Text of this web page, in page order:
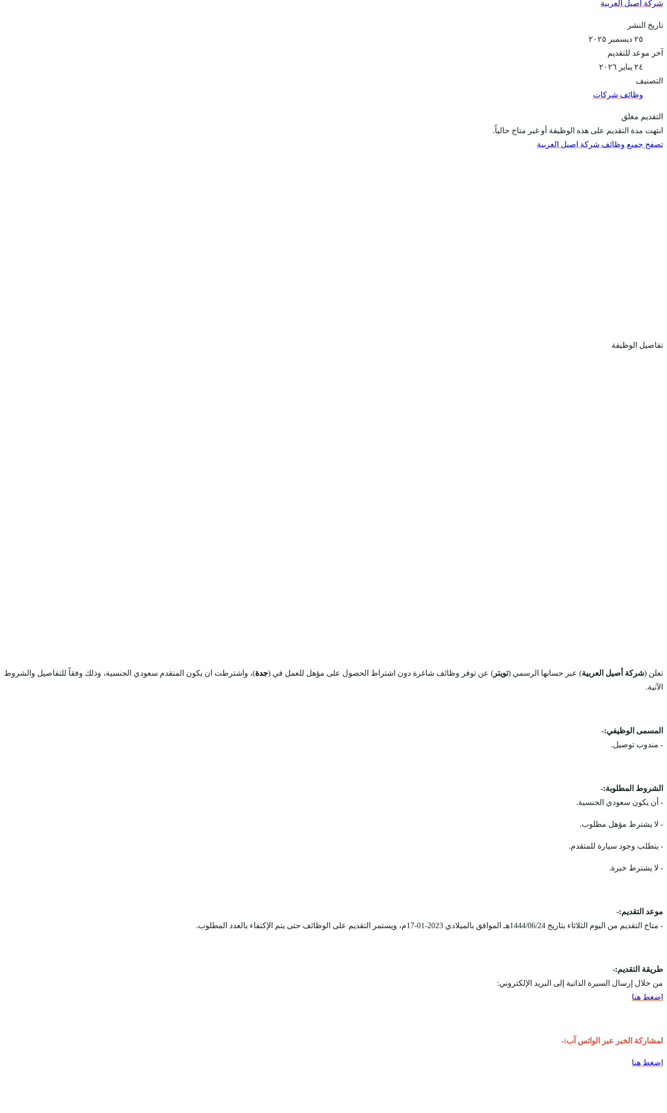
شركة اصيل العربية
تاريخ النشر
٢٥ ديسمبر ٢٠٢٥
آخر موعد للتقديم
٢٤ يناير ٢٠٢٦
التصنيف
وظائف شركات
التقديم مغلق
انتهت مدة التقديم على هذه الوظيفة أو غير متاح حالياً.
تصفح جميع وظائف شركة اصيل العربية
تفاصيل الوظيفة
تعلن (شركة أصيل العربية) عبر حسابها الرسمي (تويتر ) عن توفر وظائف شاغرة دون اشتراط الحصول على مؤهل للعمل في (جدة)، واشترطت ان يكون المتقدم سعودي الجنسية، وذلك وفقاً للتفاصيل والشروط
الآتية.
المسمى الوظيفي:-
- مندوب توصيل.
الشروط المطلوبة:-
- أن يكون سعودي الجنسية.
- لا يشترط مؤهل مطلوب.
- يتطلب وجود سيارة للمتقدم.
- لا يشترط خبرة.
موعد التقديم:-
- متاح التقديم من اليوم الثلاثاء بتاريخ 1444/06/24هـ الموافق بالميلادي 2023-01-17م، ويستمر التقديم على الوظائف حتى يتم الإكتفاء بالعدد المطلوب.
طريقة التقديم:-
من خلال إرسال السيرة الذاتية إلى البريد الإلكتروني:
اضغط هنا
لمشاركة الخبر عبر الواتس آب:-
اضغط هنا